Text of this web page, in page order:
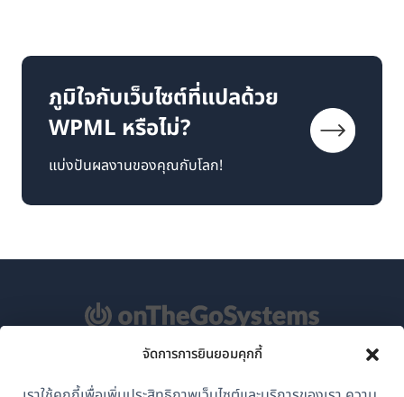
จัดการการยินยอมคุกกี้
ภูมิใจกับเว็บไซต์ที่แปลด้วย
WPML หรือไม่?
แบ่งปันผลงานของคุณกับโลก!